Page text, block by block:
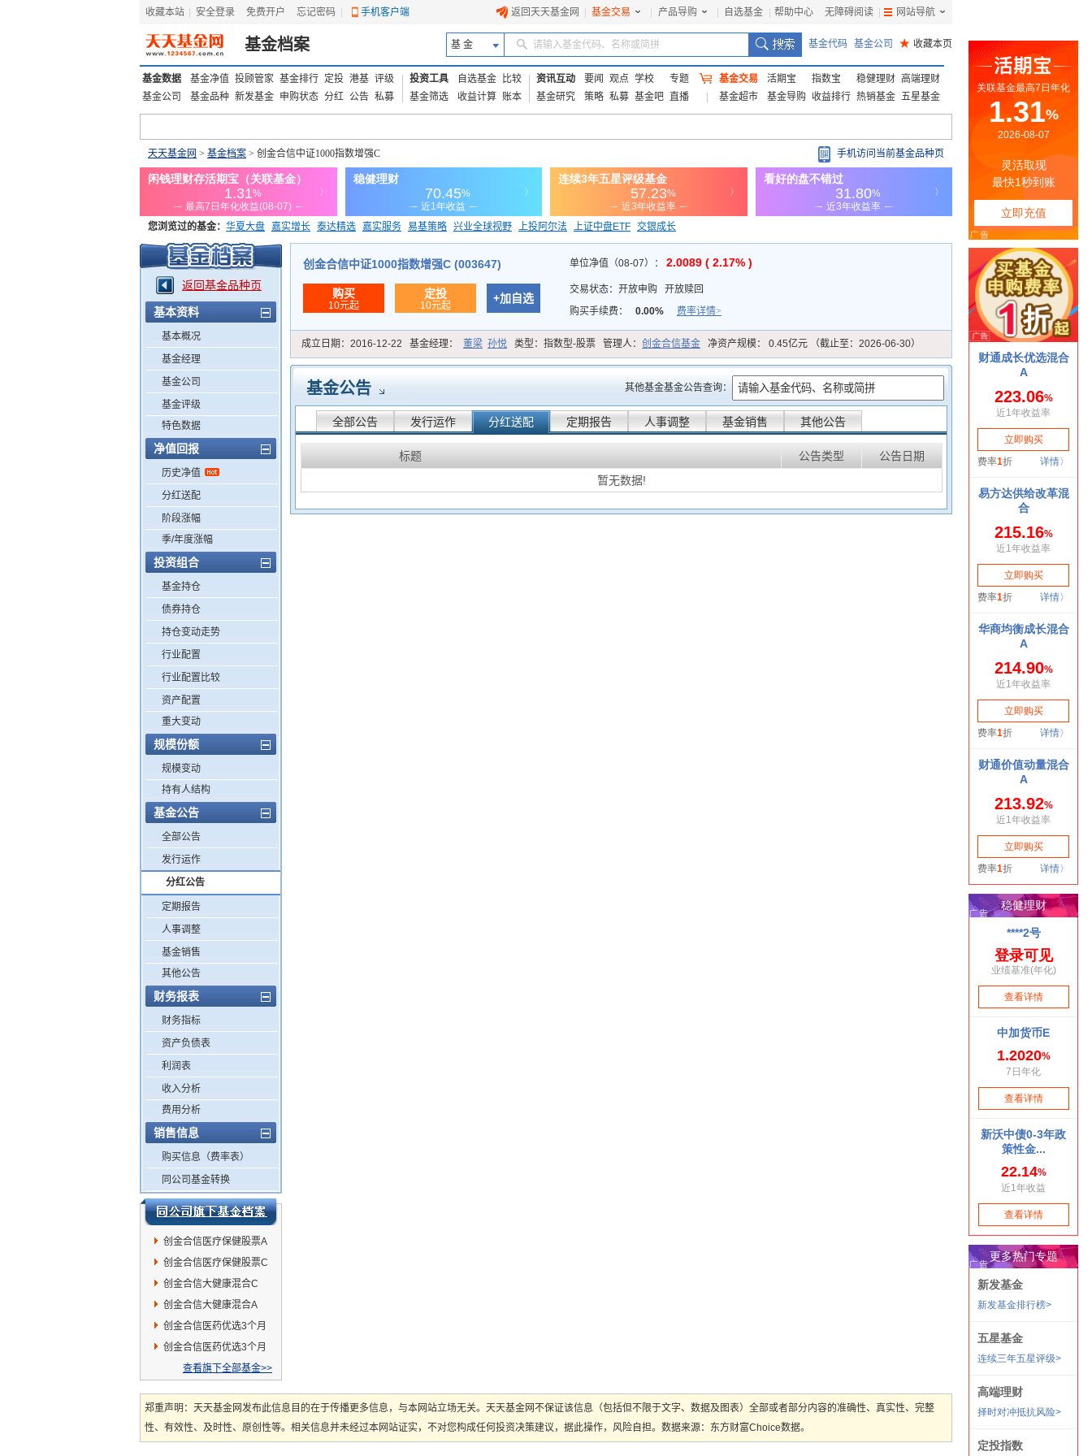
收藏本站 安全登录 免费开户 忘记密码 手机客户端 返回天天基金网 基金交易 产品导购 自选基金 帮助中心 无障碍阅读 网站导航
基金档案 基 金 请输入基金代码、名称或简拼 基金代码 基金公司 ★ 收藏本页
基金数据 基金净值 投顾管家 基金排行 定投 港基 评级
基金公司
基金品种 新发基金 申购状态 分红 公告 私募
投资工具 自选基金
比较
基金筛选
收益计算 账本
资讯互动 要闻 观点 学校
专题
基金研究
策略 私募 基金吧 直播
基金交易 活期宝 指数宝 稳健理财 高端理财
基金超市
基金导购 收益排行 热销基金 五星基金
天天基金网 > 基金档案 > 创金合信中证1000指数增强C 手机访问当前基金品种页
您浏览过的基金： 华夏大盘 嘉实增长 泰达精选 嘉实服务 易基策略 兴业全球视野 上投阿尔法 上证中盘ETF 交银成长
添富优势 华安宏利 上证180价值ETF
返回基金品种页
基本资料
基本概况
基金经理
基金公司
基金评级
特色数据
净值回报
历史净值
分红送配
阶段涨幅
季/年度涨幅
投资组合
基金持仓
债券持仓
持仓变动走势
行业配置
行业配置比较
资产配置
重大变动
规模份额
规模变动
持有人结构
基金公告
全部公告
发行运作
分红公告
定期报告
人事调整
基金销售
其他公告
财务报表
财务指标
资产负债表
利润表
收入分析
费用分析
销售信息
购买信息（费率表）
同公司基金转换
创金合信医疗保健股票A
创金合信医疗保健股票C
创金合信大健康混合C
创金合信大健康混合A
创金合信医药优选3个月
持有混合A
创金合信医药优选3个月
持有混合C
查看旗下全部基金>>
创金合信中证1000指数增强C (003647)
购买
10元起
定投
10元起
+加自选
单位净值（08-07）： 2.0089 ( 2.17% )
交易状态： 开放申购
开放赎回
购买手续费：
0.00% 费率详情>
成立日期： 2016-12-22 基金经理： 董梁 孙悦 类型： 指数型-股票 管理人： 创金合信基金 净资产规模： 0.45亿元 （截止至：2026-06-30）
基金公告 其他基金基金公告查询：
全部公告 发行运作 分红送配 定期报告 人事调整 基金销售 其他公告
标题 公告类型
公告日期
暂无数据!
郑重声明：天天基金网发布此信息目的在于传播更多信息，与本网站立场无关。天天基金网不保证该信息（包括但不限于文字、数据及图表）全部或者部分内容的准确性、真实性、完整
性、有效性、及时性、原创性等。相关信息并未经过本网站证实，不对您构成任何投资决策建议，据此操作，风险自担。数据来源：东方财富Choice数据。